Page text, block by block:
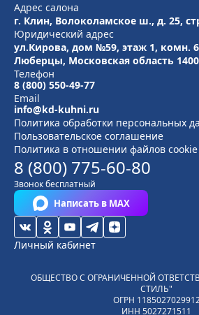
Адрес салона
г. Клин, Волоколамское ш., д. 25,
Юридический адрес
ул.Кирова, дом №59, этаж 1, комн. 6
Люберцы, Московская область
Телефон
8 (800) 550-49-77
Email
info@kd-kuhni.ru
Политика обработки персональных
Пользовательское соглашение
Политика в отношении файлов cookie
8 (800) 775-60-80
Звонок бесплатный
Написать в MAX
Личный кабинет
ОБЩЕСТВО С ОГРАНИЧЕННОЙ
СТИЛЬ"
ОГРН
ИНН 5027271511